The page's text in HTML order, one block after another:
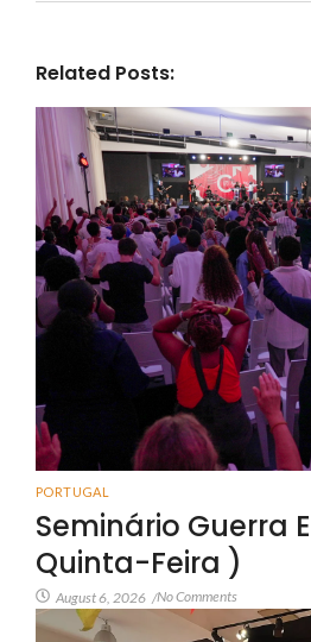
Related Posts:
PORTUGAL
Seminário Guerra
Quinta-Feira )
August 6, 2026 /No Comments